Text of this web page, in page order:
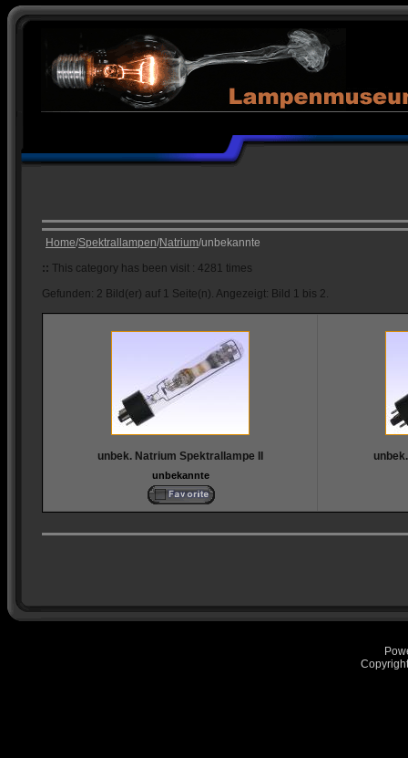
Home/Spektrallampen/Natrium/unbekannte
:: This category has been visit : 4281 times
Gefunden: 2 Bild(er) auf 1 Seite(n). Angezeigt: Bild 1 bis 2.
unbek. Natrium Spektrallampe II
unbekannte